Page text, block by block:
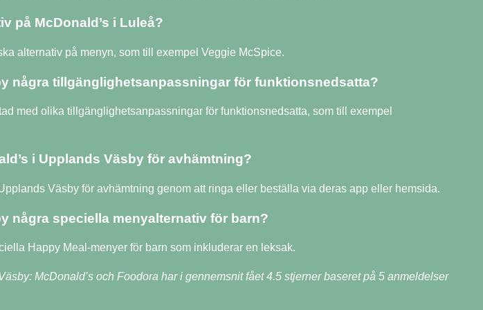
på McDonald’s i Luleå?
alternativ på menyn, som till exempel Veggie McSpice.
några tillgänglighetsanpassningar för funktionsnedsatta?
med olika tillgänglighetsanpassningar för funktionsnedsatta, som till exempel
i Upplands Väsby för avhämtning?
Väsby för avhämtning genom att ringa eller beställa via deras app eller hemsida.
några speciella menyalternativ för barn?
Happy Meal-menyer för barn som inkluderar en leksak.
McDonald’s och Foodora har i gennemsnit fået4.5 stjerner baseret på 5 anmeldelser